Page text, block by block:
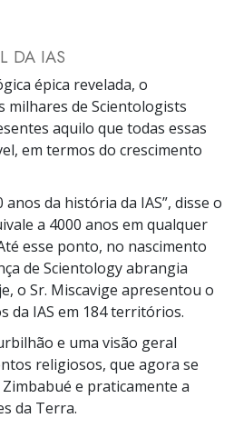
DA IAS
épica revelada, o
milhares de Scientologists
aquilo que todas essas
em termos do crescimento
da história da IAS”, disse o
a 4000 anos em qualquer
esse ponto, no nascimento
de Scientology abrangia
o Sr. Miscavige apresentou o
da IAS em 184 territórios.
e uma visão geral
religiosos, que agora se
e praticamente a
da Terra.